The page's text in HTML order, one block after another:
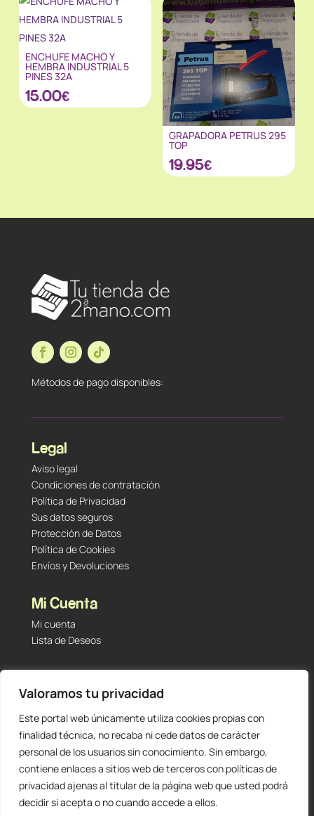
Valoramos tu privacidad
Este portal web únicamente utiliza cookies propias con
finalidad técnica, no recaba ni cede datos de carácter
personal de los usuarios sin conocimiento. Sin embargo,
contiene enlaces a sitios web de terceros con políticas de
privacidad ajenas al titular de la página web que usted podrá
decidir si acepta o no cuando accede a ellos.
ENCHUFE MACHO Y
HEMBRA INDUSTRIAL 5
PINES 32A
15.00€
GRAPADORA PETRUS 295
TOP
19.95€
Métodos de pago disponibles:
Legal
Aviso legal
Condiciones de contratación
Política de Privacidad
Sus datos seguros
Protección de Datos
Política de Cookies
Envíos y Devoluciones
Mi Cuenta
Mi cuenta
Lista de Deseos
Tu Tienda de Segunda Mano, Sambara #101 (Madrid,
28027 – España)
912 60 05 55 |+34 601 23 09 14
info@staging.tutiendadesegundamano.com